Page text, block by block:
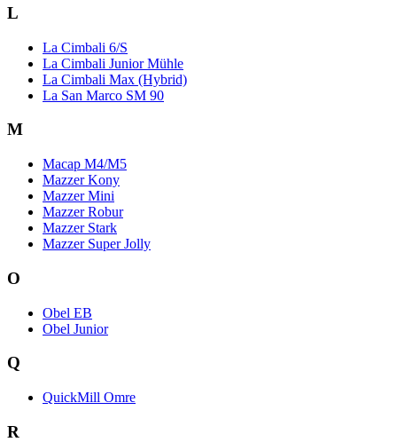
L
La Cimbali 6/S
La Cimbali Junior Mühle
La Cimbali Max (Hybrid)
La San Marco SM 90
M
Macap M4/M5
Mazzer Kony
Mazzer Mini
Mazzer Robur
Mazzer Stark
Mazzer Super Jolly
O
Obel EB
Obel Junior
Q
QuickMill Omre
R